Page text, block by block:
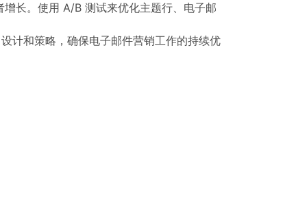
长。使用 A/B 测试来优化主题行、电子邮
计和策略，确保电子邮件营销工作的持续优